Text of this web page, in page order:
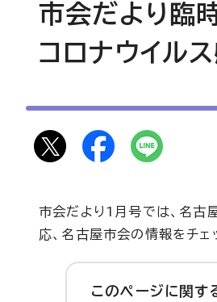
市会だより臨
コロナウイル
市会だより1月号では、名古
応、名古屋市会の情報をチェ
このページに関す